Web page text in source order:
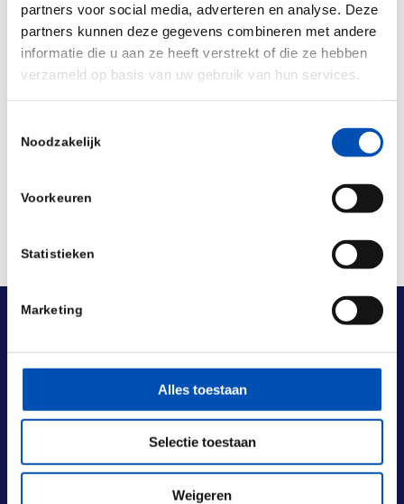
partners voor social media, adverteren en analyse. Deze
partners kunnen deze gegevens combineren met andere
informatie die u aan ze heeft verstrekt of die ze hebben
verzameld op basis van uw gebruik van hun services.
Noodzakelijk
Voorkeuren
Statistieken
Marketing
Alles toestaan
Selectie toestaan
Weigeren
now-delivering-a-successful-therapeutic-to-
patients/